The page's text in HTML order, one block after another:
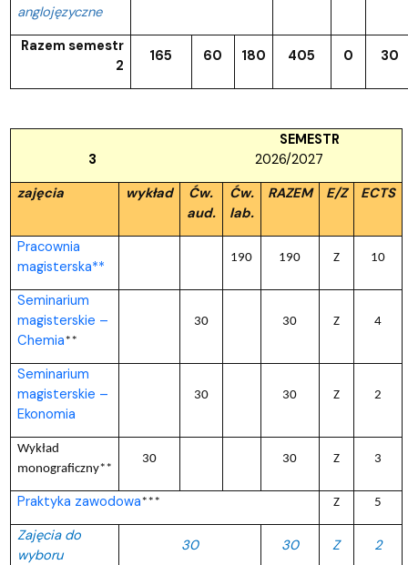
anglojęzyczne
Razem semestr
2
165 60 180 405 0 30
SEMESTR
3 2026/2027
zajęcia
wykład
Ćw.
aud.
Ćw.
lab.
RAZEM E/Z ECTS
Pracownia
magisterska**
190 190 Z 10
Seminarium
magisterskie –
Chemia**
30 30 Z 4
Seminarium
magisterskie –
Ekonomia
30 30 Z 2
Wykład
monograficzny**
30 30 Z 3
Praktyka zawodowa*** Z 5
Zajęcia do
wyboru
30 30 Z 2